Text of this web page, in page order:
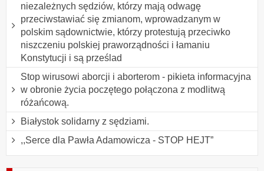
niezależnych sędziów, którzy mają odwagę
przeciwstawiać się zmianom, wprowadzanym w
polskim sądownictwie, którzy protestują przeciwko
niszczeniu polskiej praworządności i łamaniu
Konstytucji i są prześlad
Stop wirusowi aborcji i aborterom - pikieta informacyjna
w obronie życia poczętego połączona z modlitwą
różańcową.
Białystok solidarny z sędziami.
,,Serce dla Pawła Adamowicza - STOP HEJT”